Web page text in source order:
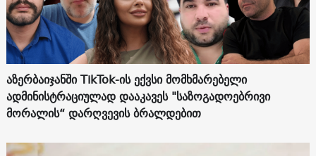
აზერბაიჯანში TikTok-ის ექვსი მომხმარებელი
ადმინისტრაციულად დააკავეს "საზოგადოებრივი
მორალის“ დარღვევის ბრალდებით